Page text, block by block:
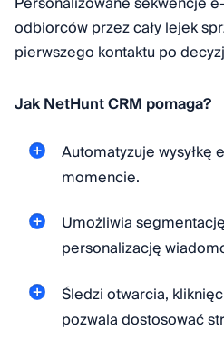
odbiorców przez cały lejek
pierwszego kontaktu po
Jak NetHunt CRM pomaga?
Automatyzuje
momencie.
Umożliwia
personalizację
Śledzi otwarcia,
pozwala dostosować